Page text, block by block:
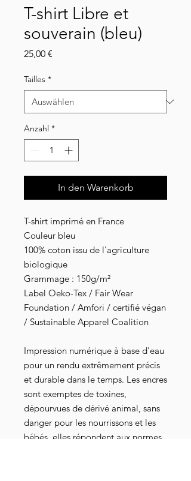
T-shirt Libre et
souverain (bleu)
25,00 €
Tailles *
Anzahl *
In den Warenkorb
T-shirt imprimé en France
Couleur bleu
100% coton issu de l'agriculture
biologique
Grammage : 150g/m²
Label Oeko-Tex / Fair Wear
Foundation / Amfori / certifié végan
/ Sustainable Apparel Coalition
Impression numérique à base d'eau
pour un rendu extrêmement précis
et durable dans le temps. Les encres
sont exemptes de toxines,
dépourvues de dérivé animal, sans
danger pour les nourrissons et les
bébés, elles répondent aux normes